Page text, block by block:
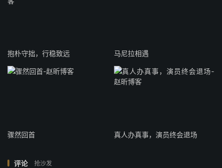
抱朴守拙，行稳致远 马尼拉相遇
骤然回首 真人办真事，演员终会退场
评论 抢沙发